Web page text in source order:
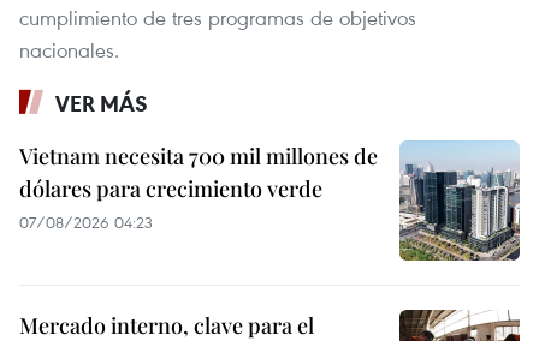
cumplimiento de tres programas de objetivos
nacionales.
VER MÁS
Vietnam necesita 700 mil millones de
dólares para crecimiento verde
07/08/2026 04:23
Mercado interno, clave para el